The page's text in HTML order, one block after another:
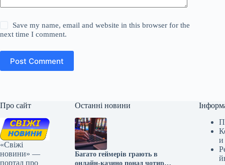
Save my name, email and website in this browser for the
next time I comment.
Post Comment
Про сайт
«Свіжі
новини» —
портал про
Останні новини
Багато геймерів грають в
онлайн-казино понад чотири
и